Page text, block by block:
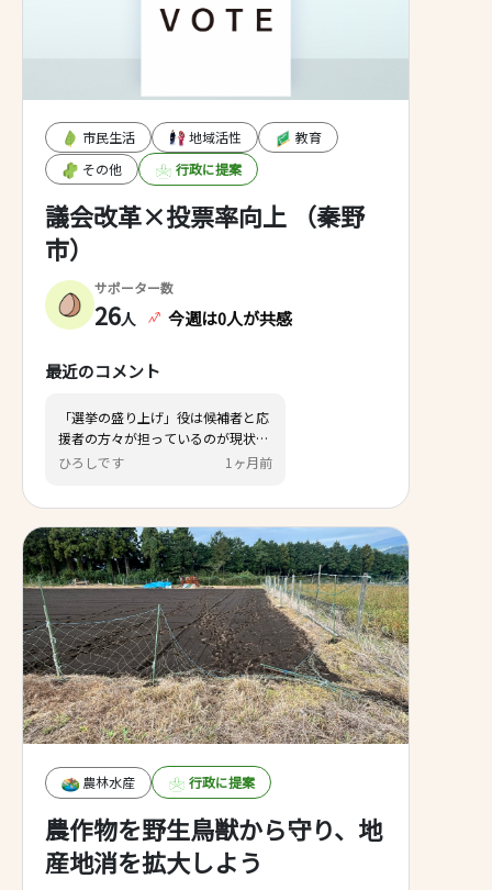
市民生活 地域活性
教育
その他
行政に提案
議会改革×投票率向上 （秦野
市）
サポーター数
26人 今週は0人が共感
最近のコメント
「選挙の盛り上げ」役は候補者と応
援者の方々が担っているのが現状で
すが、投票率は伸びていません。
を担当する人)=選挙プロデューサ
ー」を設定するという案はどうでし
ょうか？ 選挙プロデューサーに、
選挙を盛り上げる企画や仕掛けを担
当してもらい、投票率の向上に繋げ
るというものです。 メディアのプ
ロデューサーが「視聴率〇〇%目
標」と課せられるように、その選挙
プロデューサーにも「投票率〇〇%
目標！」と課してしまうのも有りか
ひろしです 1ヶ月前
農林水産 行政に提案
農作物を野生鳥獣から守り、地
産地消を拡大しよう